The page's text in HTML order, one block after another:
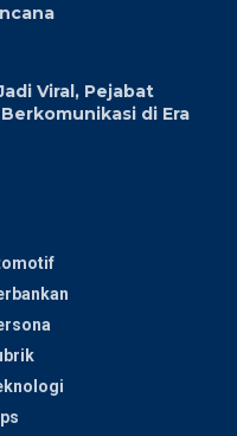
Viral, Pejabat
di Era